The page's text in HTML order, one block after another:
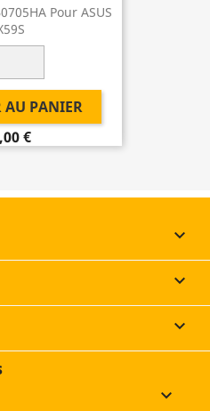
Pour ASUS
AU PANIER
€



keyboard_arrow_down